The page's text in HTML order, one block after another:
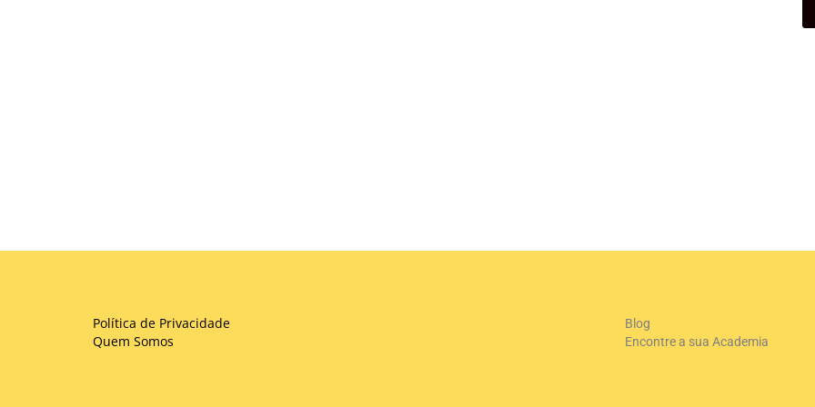
Política de Privacidade
Quem Somos
Blog
Encontre a sua Academia